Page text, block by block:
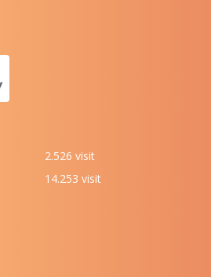
CENDANA
JAKARTA
NASIONAL
TIMUR
NASIONAL
2.526 visit
14.253 visit